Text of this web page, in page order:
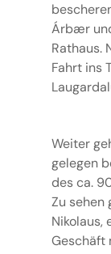
Árbær
Rathaus.
Fahrt ins
Weiter
gelegen
des ca.
Zu sehen
Nikolaus,
Geschäft